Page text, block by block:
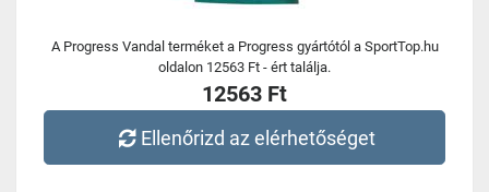
A Progress Vandal terméket a Progress gyártótól a SportTop.hu
oldalon 12563 Ft - ért találja.
12563 Ft
Ellenőrizd az elérhetőséget